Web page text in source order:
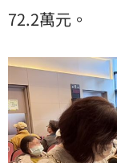
72.2萬元。